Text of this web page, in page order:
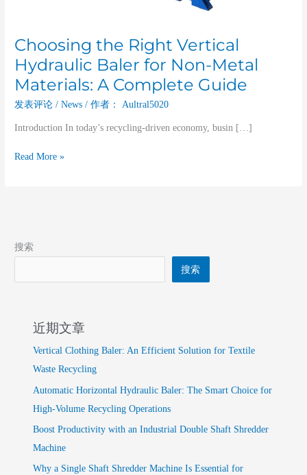
Choosing the Right Vertical
Hydraulic Baler for Non-Metal
Materials: A Complete Guide
发表评论 /News / 作者： Aultral5020
Introduction In today’s recycling-driven economy, busin […]
Read More »
搜索
搜索
近期文章
Vertical Clothing Baler: An Efficient Solution for Textile
Waste Recycling
Automatic Horizontal Hydraulic Baler: The Smart Choice for
High-Volume Recycling Operations
Boost Productivity with an Industrial Double Shaft Shredder
Machine
Why a Single Shaft Shredder Machine Is Essential for